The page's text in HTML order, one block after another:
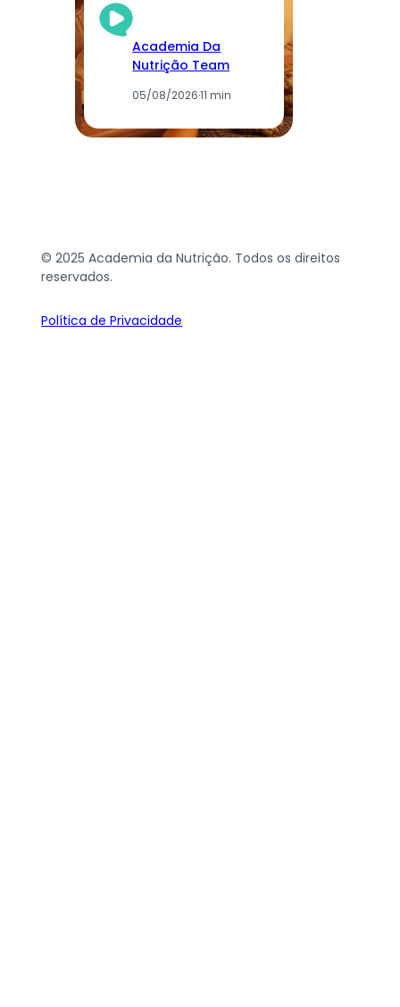
Academia Da
Nutrição Team
05/08/2026·11 min
© 2025 Academia da Nutrição. Todos os direitos
reservados.
Política de Privacidade